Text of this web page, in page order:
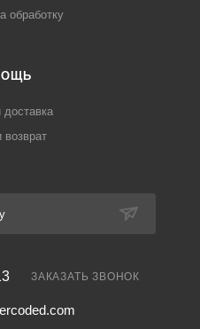
обработку
ЗАКАЗАТЬ ЗВОНОК